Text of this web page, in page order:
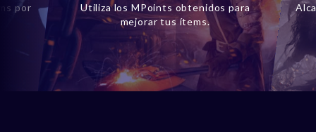
por
Utiliza los MPoints obtenidos para
mejorar tus ítems.